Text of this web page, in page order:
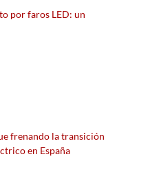
por faros LED: un
frenando la transición
en España